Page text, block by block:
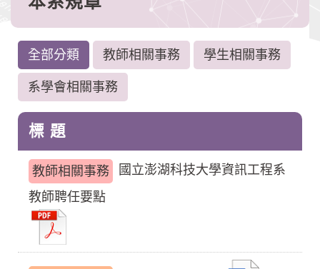
全部分類 教師相關事務 學生相關事務
系學會相關事務
標 題
教師相關事務
國立澎湖科技大學資訊工程系
教師聘任要點